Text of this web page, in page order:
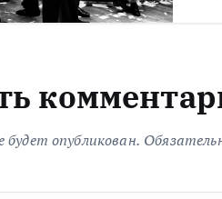
опубликован.